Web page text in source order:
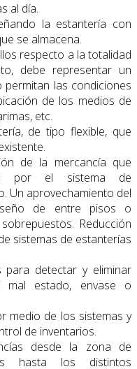
al día.
la estantería con
se almacena.
respecto a la totalidad
debe representar un
las condiciones
de los medios de
etc.
de tipo flexible, que
de la mercancía que
por el sistema de
Un aprovechamiento del
de entre pisos o
Reducción
sistemas de estanterías
para detectar y eliminar
mal estado, envase o
medio de los sistemas y
de inventarios.
desde la zona de
hasta los distintos